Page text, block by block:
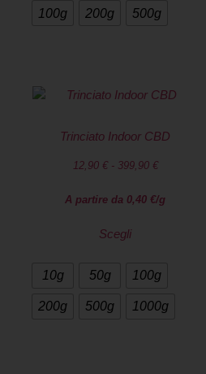
100g 200g 500g
Trinciato Indoor CBD
12,90 € - 399,90 €
A partire da 0,40 €/g
Scegli
10g 50g 100g
200g 500g 1000g